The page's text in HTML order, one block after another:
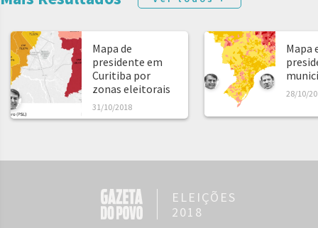
Mapa de
presidente em
Curitiba por
zonas eleitorais
31/10/2018
Mapa
28/10/
ELEIÇÕES
2018